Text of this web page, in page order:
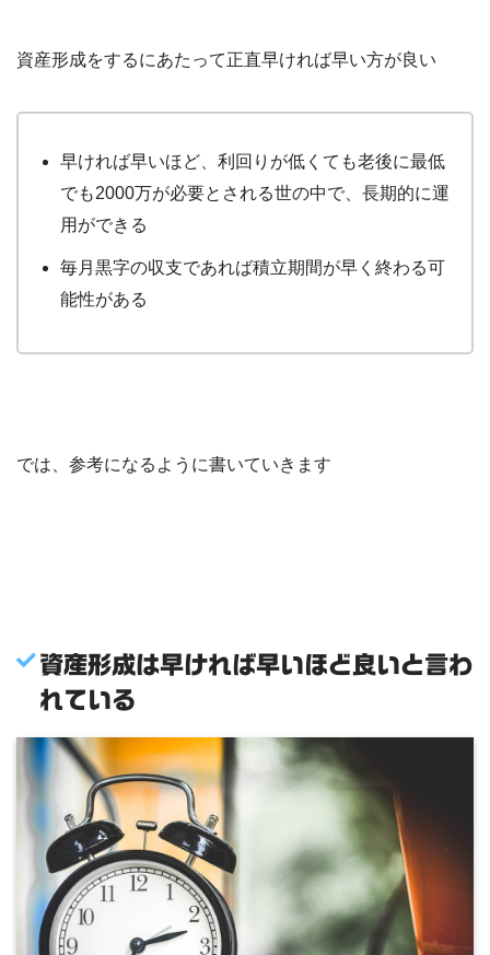
資産形成をするにあたって正直早ければ早い方が良い
早ければ早いほど、利回りが低くても老後に最低
でも2000万が必要とされる世の中で、長期的に運
用ができる
毎月黒字の収支であれば積立期間が早く終わる可
能性がある
では、参考になるように書いていきます
資産形成は早ければ早いほど良いと言わ
れている